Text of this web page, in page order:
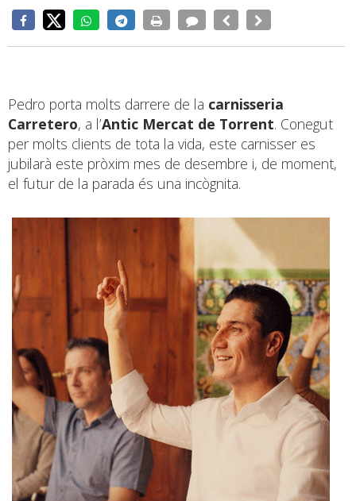
Pedro porta molts darrere de la carnisseria
Carretero, a l’Antic Mercat de Torrent. Conegut
per molts clients de tota la vida, este carnisser es
jubilarà este pròxim mes de desembre i, de moment,
el futur de la parada és una incògnita.